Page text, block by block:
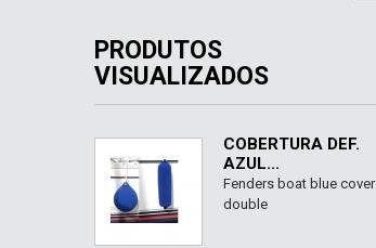
PRODUTOS
VISUALIZADOS
COBERTURA DEF.
AZUL...
Fenders boat blue cover
double